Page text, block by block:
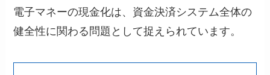
電子マネーの現金化は、資金決済システム全体の
健全性に関わる問題として捉えられています。